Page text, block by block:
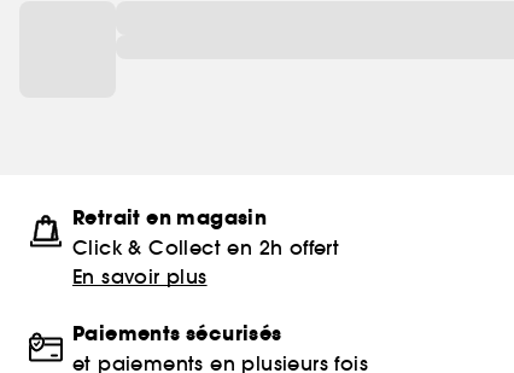
Retrait en magasin
Click & Collect en 2h offert
En savoir plus
Paiements sécurisés
et paiements en plusieurs fois